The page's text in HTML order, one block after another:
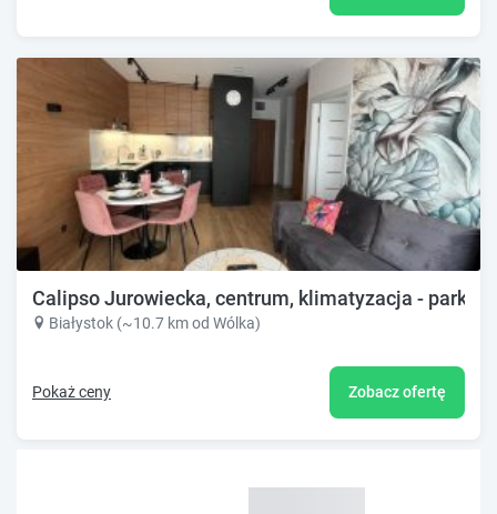
Calipso Jurowiecka, centrum, klimatyzacja -
Białystok (~10.7 km od Wólka)
Pokaż ceny Zobacz ofertę